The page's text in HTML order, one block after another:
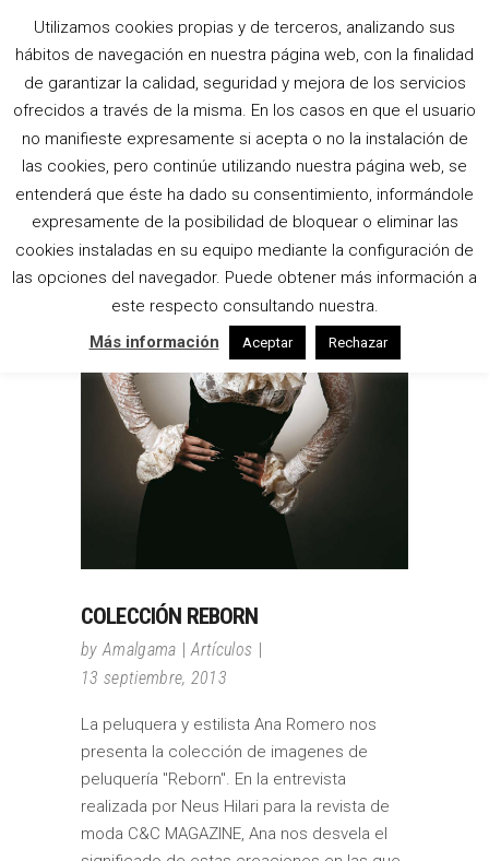
ESTILISTA TAG
COLECCIÓN REBORN
byAmalgama
Artículos
13 septiembre, 2013
La peluquera y estilista Ana Romero nos
presenta la colección de imagenes de
peluquería "Reborn". En la entrevista
realizada por Neus Hilari para la revista de
moda C&C MAGAZINE, Ana nos desvela el
Utilizamos cookies propias y de terceros, analizando sus
hábitos de navegación en nuestra página web, con la finalidad
de garantizar la calidad, seguridad y mejora de los servicios
ofrecidos a través de la misma. En los casos en que el usuario
no manifieste expresamente si acepta o no la instalación de
las cookies, pero continúe utilizando nuestra página web, se
entenderá que éste ha dado su consentimiento, informándole
expresamente de la posibilidad de bloquear o eliminar las
cookies instaladas en su equipo mediante la configuración de
las opciones del navegador. Puede obtener más información a
este respecto consultando nuestra.
Más información
Aceptar Rechazar